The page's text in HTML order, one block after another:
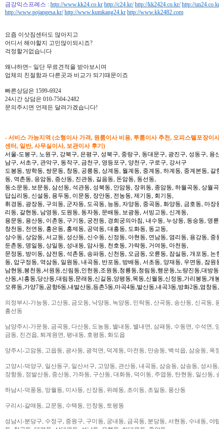
금강익스프레스 : http://www.kk24.co.kr http://c24.kr/ http://kk2424.co.kr/ http://
http://www.pojangesa.kr/ http://www.kumkang24.kr http://www.kk2482.com
요즘 이삿짐센터도 많아지고
어디서 해야할지 고민많이되시죠?
걱정할거없습니다
왜냐하면~ 일단 무료견적을 받아보시며
업체의 친절함과 다른곳과 비교가 되기때문이죠
빠른상담은 1599-6924
24시간 상담은 010-7504-2482
문의주시면 언제든 달려가겠습니다!
- 서비스 가능지역 (소형이사 가격, 원룸이사 비용, 투룸이사 추천, 오피스텔포장이
센터, 일반, 사무실이사, 보관이사 후기)
서울-도봉구, 노원구, 강북구, 은평구, 성북구, 중랑구, 동대문구, 광진구, 성동구,
남구, 서초구, 관악구, 동작구, 금천구, 영등포구, 양천구, 구로구, 강서구
도봉동, 방학동, 쌍문동, 창동, 공릉동, 상계동, 월계동, 중계동, 하계동, 중계본동,
동, 역촌동, 응암동, 증산동, 진관동, 길음동, 돈암동, 동선동,
동소문동, 보문동, 삼선동, 석관동, 성북동, 안암동, 장위동, 종암동, 하월곡동, 상월
답십리동, 신설동, 용두동, 이문동, 장안동, 전농동, 제기동, 회기동,
휘경동, 광장동, 구의동, 군자동, 도곡동, 능동, 자양동, 중곡동, 화양동, 금호동, 마
리동, 갈현동, 남영동, 도원동, 동자동, 문배동, 보광동, 서빙고동, 신계동,
용문동, 용산동, 이촌동, 구기동, 궁전동, 경희궁의아침, 내수동, 누상동, 동숭동, 명
창천동, 천연동, 홍은동, 홍제동, 공덕동, 대흥동, 도화동, 동교동,
상수동, 상암동, 서교동, 성산동, 신수동, 신정동, 아현동, 연남동, 염리동, 용강동,
둔촌동, 명일동, 상일동, 성내동, 암사동, 천호동, 가락동, 거여동, 마천동,
문정동, 방이동, 삼전동, 석촌동, 송파동, 신천동, 오금동, 오륜동, 잠실동, 개포동,
동, 압구정동, 역삼동, 일원동, 내곡동, 반포동, 방배동, 서초동, 양재동, 우면동, 잠원
남현동,봉천동,서원동,신림동,인헌동,조원동,청룡동,청림동,행운동,노량진동,대방
산동,시흥동,당산동,대림동,문래동,신길동,양평동,목동,신월동,신정동,가리봉동,개
오류동,가양7동,공항6동,내발산동,등촌5동,마곡4동,발산동,내곡3동,방화2동,염창동
의정부시-가능동, 고산동, 금오동, 낙양동, 녹양동, 민락동, 산곡동, 송산동, 신곡동,
흥선동
남양주시-가운동, 금곡동, 다산동, 도농동, 별내동, 별내면, 삼패동, 수동면, 수석면,
금동, 진건읍, 퇴계원면, 평내동, 호평동, 화도읍
양주시-고암동, 고읍동, 광사동, 광적면, 덕계동, 마전동, 만송동, 백석읍, 삼숭동, 옥
고양시-덕양구, 일산동구, 일산서구, 고양동, 관산동, 내곡동, 삼숭동, 삼송동, 성사
장항동, 정발산동, 중산동, 가좌동, 구산동, 대화동, 덕이동, 주엽동, 탄현동, 일산동,
하남시-덕풍동, 망월동, 미사동, 신장동, 위례동, 초이동, 초일동, 풍산동
구리시-갈매동, 교문동, 수택동, 인창동, 토평동
성남시-분당구, 수정구, 중원구, 구미동, 궁내동, 금곡동, 분당동, 서현동, 수내동,